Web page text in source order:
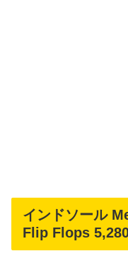
インドソール
Flip Flops